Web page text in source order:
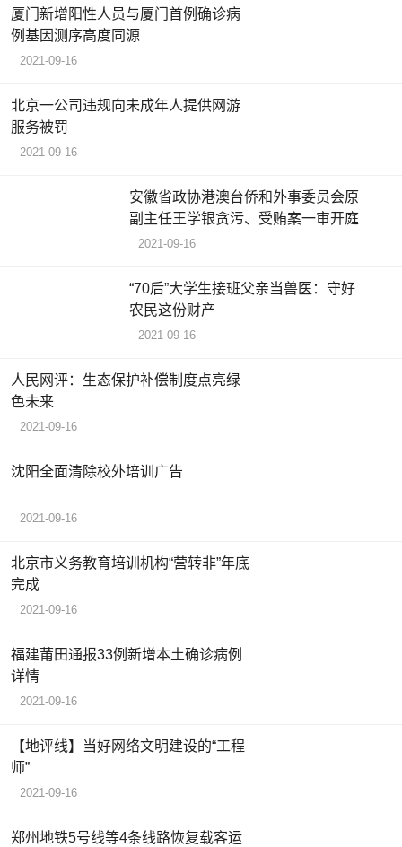
厦门新增阳性人员与厦门首例确诊病
例基因测序高度同源
2021-09-16
北京一公司违规向未成年人提供网游
服务被罚
2021-09-16
安徽省政协港澳台侨和外事委员会原
副主任王学银贪污、受贿案一审开庭
2021-09-16
“70后”大学生接班父亲当兽医：守好
农民这份财产
2021-09-16
人民网评：生态保护补偿制度点亮绿
色未来
2021-09-16
沈阳全面清除校外培训广告
2021-09-16
北京市义务教育培训机构“营转非”年底
完成
2021-09-16
福建莆田通报33例新增本土确诊病例
详情
2021-09-16
【地评线】当好网络文明建设的“工程
师”
2021-09-16
郑州地铁5号线等4条线路恢复载客运